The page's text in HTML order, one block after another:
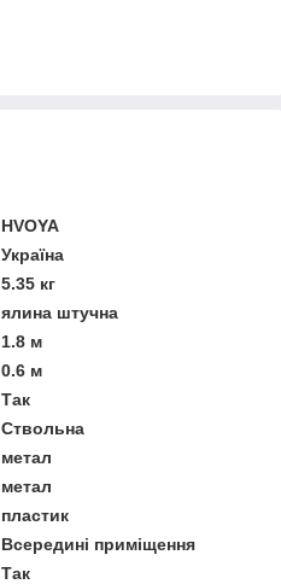
HVOYA
Україна
5.35 кг
ялина штучна
1.8 м
0.6 м
Так
Ствольна
метал
метал
пластик
Всередині приміщення
Так